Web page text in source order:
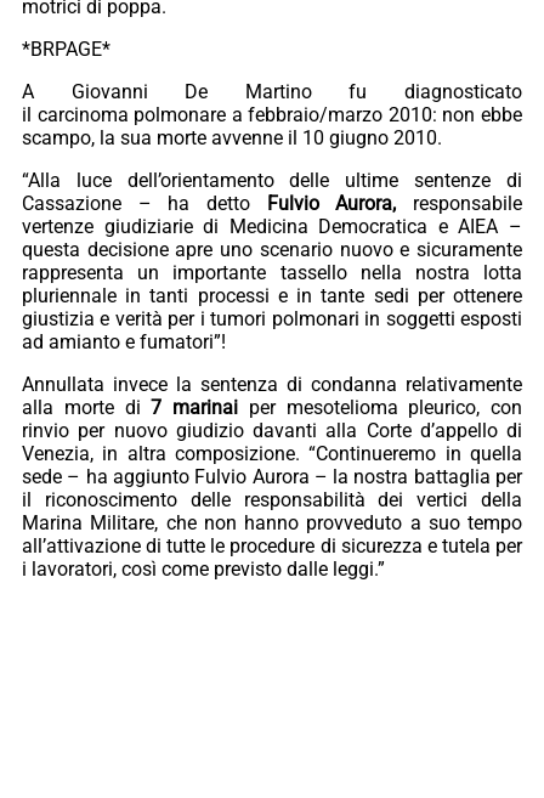
motrici di poppa.
*BRPAGE*
A Giovanni De Martino fu diagnosticato
il carcinoma polmonare a febbraio/marzo 2010: non ebbe
scampo, la sua morte avvenne il 10 giugno 2010.
“Alla luce dell’orientamento delle ultime sentenze di
Cassazione – ha detto Fulvio Aurora, responsabile
vertenze giudiziarie di Medicina Democratica e AIEA –
questa decisione apre uno scenario nuovo e sicuramente
rappresenta un importante tassello nella nostra lotta
pluriennale in tanti processi e in tante sedi per ottenere
giustizia e verità per i tumori polmonari in soggetti esposti
ad amianto e fumatori”!
Annullata invece la sentenza di condanna relativamente
alla morte di 7 marinai per mesotelioma pleurico, con
rinvio per nuovo giudizio davanti alla Corte d’appello di
Venezia, in altra composizione. “Continueremo in quella
sede – ha aggiunto Fulvio Aurora – la nostra battaglia per
il riconoscimento delle responsabilità dei vertici della
Marina Militare, che non hanno provveduto a suo tempo
all’attivazione di tutte le procedure di sicurezza e tutela per
i lavoratori, così come previsto dalle leggi.”